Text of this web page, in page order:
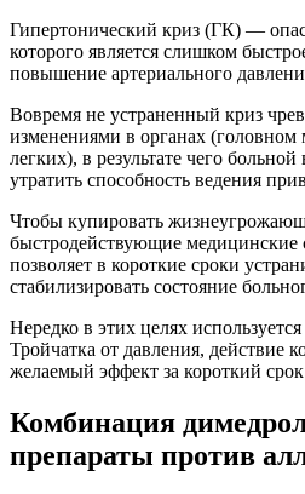
Гипертонический криз (ГК) —
которого является слишком
повышение артериального
Вовремя не устраненный криз
изменениями в органах (головном
легких), в результате чего
утратить способность ведения
Чтобы купировать
быстродействующие медицинские
позволяет в короткие сроки
стабилизировать состояние
Нередко в этих целях
Тройчатка от давления, действие
желаемый эффект за короткий
Комбинация
препараты против